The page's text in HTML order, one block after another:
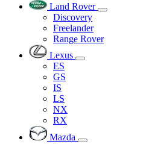
Land Rover
Discovery
Freelander
Range Rover
Lexus
ES
GS
IS
LS
NX
RX
Mazda